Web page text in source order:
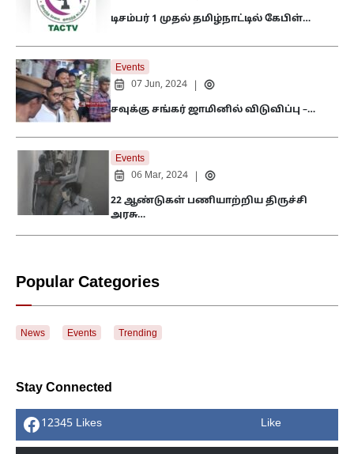
டிசம்பர் 1 முதல் தமிழ்நாட்டில் கேபிள்…
Events
07 Jun, 2024
சவுக்கு சங்கர் ஜாமினில் விடுவிப்பு –…
Events
06 Mar, 2024
22 ஆண்டுகள் பணியாற்றிய திருச்சி
அரசு…
Popular Categories
News Events Trending
Stay Connected
12345 Likes Like